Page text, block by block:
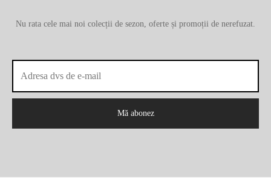
Nu rata cele mai noi colecții de sezon, oferte și promoții de nerefuzat.